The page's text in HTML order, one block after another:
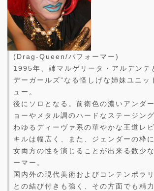
(Drag-Queen/パフォーマー)
1995年、姉マルゲリータ・アルデンテ
デーガールズ”なる怪しげな姉妹ユニッ
ュー。
後にソロとなる。前衛色の濃いアンダ
ョーやメタル調のハードなステージン
わゆるディーヴァ系の華やかな王道レ
キルは幅広く、また、ジェンダーの枠
女両方の性を演じることが出来る数少
ーマー。
国内外の現代美術およびコンテンポラ
との結び付きも強く、その方面でも精